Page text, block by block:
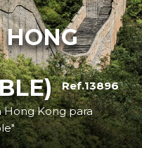
Ref.13896
Hong Kong para